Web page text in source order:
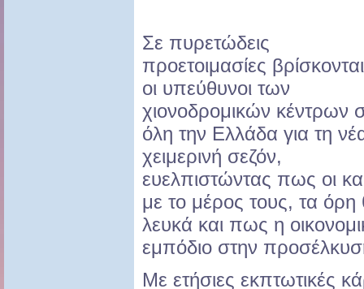
Σε πυρετώδεις
προετοιμασίες βρίσκονται
οι υπεύθυνοι των
χιονοδρομικών κέντρων
όλη την Ελλάδα για τη
χειμερινή σεζόν,
ευελπιστώντας πως οι
με το μέρος τους, τα
λευκά και πως η
εμπόδιο στην
Με ετήσιες εκπτωτικές